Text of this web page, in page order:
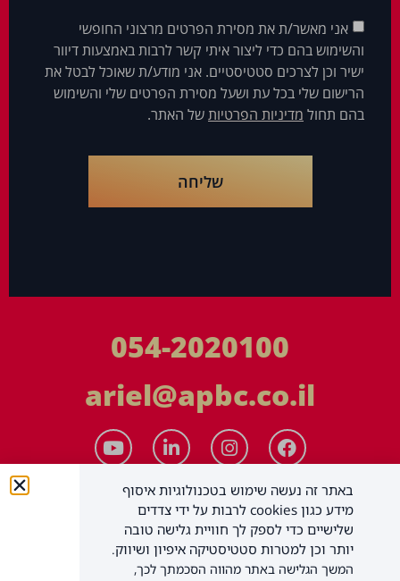
אני מאשר/ת את מסירת הפרטים מרצוני החופשי
והשימוש בהם כדי ליצור איתי קשר לרבות באמצעות דיוור
ישיר וכן לצרכים סטטיסטיים. אני מודע/ת שאוכל לבטל את
הרישום שלי בכל עת ושעל מסירת הפרטים שלי והשימוש
בהם תחול מדיניות הפרטיותשל האתר.
שליחה
054-2020100
ariel@apbc.co.il
באתר זה נעשה שימוש בטכנולוגיות איסוף
מידע כגון cookies לרבות על ידי צדדים
שלישיים כדי לספק לך חוויית גלישה טובה
יותר וכן למטרות סטטיסטיקה איפיון ושיווק.
המשך הגלישה באתר מהווה הסכמתך לכך,